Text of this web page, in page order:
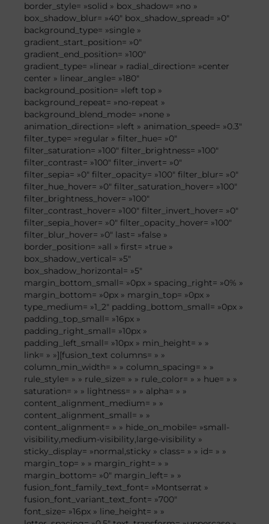
border_style= »solid » box_shadow= »no »
box_shadow_blur= »40″ box_shadow_spread= »0″
background_type= »single »
gradient_start_position= »0″
gradient_end_position= »100″
gradient_type= »linear » radial_direction= »center
center » linear_angle= »180″
background_position= »left top »
background_repeat= »no-repeat »
background_blend_mode= »none »
animation_direction= »left » animation_speed= »0.3″
filter_type= »regular » filter_hue= »0″
filter_saturation= »100″ filter_brightness= »100″
filter_contrast= »100″ filter_invert= »0″
filter_sepia= »0″ filter_opacity= »100″ filter_blur= »0″
filter_hue_hover= »0″ filter_saturation_hover= »100″
filter_brightness_hover= »100″
filter_contrast_hover= »100″ filter_invert_hover= »0″
filter_sepia_hover= »0″ filter_opacity_hover= »100″
filter_blur_hover= »0″ last= »false »
border_position= »all » first= »true »
box_shadow_vertical= »5″
box_shadow_horizontal= »5″
margin_bottom_small= »0px » spacing_right= »0% »
margin_bottom= »0px » margin_top= »0px »
type_medium= »1_2″ padding_bottom_small= »0px »
padding_top_small= »16px »
padding_right_small= »10px »
padding_left_small= »10px » min_height= » »
link= » »][fusion_text columns= » »
column_min_width= » » column_spacing= » »
rule_style= » » rule_size= » » rule_color= » » hue= » »
saturation= » » lightness= » » alpha= » »
content_alignment_medium= » »
content_alignment_small= » »
content_alignment= » » hide_on_mobile= »small-
visibility,medium-visibility,large-visibility »
sticky_display= »normal,sticky » class= » » id= » »
margin_top= » » margin_right= » »
margin_bottom= »0″ margin_left= » »
fusion_font_family_text_font= »Montserrat »
fusion_font_variant_text_font= »700″
font_size= »16px » line_height= » »